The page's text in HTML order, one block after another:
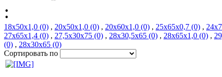
:
18х50х1,0 (0) , 20х50х1,0 (0) , 20х60х1,0 (0) , 25х65х0,7 (0) ,
27х65х1,4 (0) , 27,5х30х75 (0) , 28х30,5х65 (0) , 28х65х1,0 (0) ,
(0) , 28х30х65 (0)
Сортировать по